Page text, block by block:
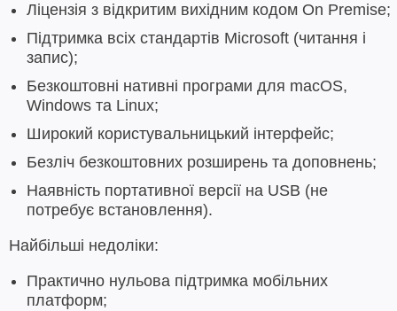
Ліцензія з відкритим вихідним кодом On Premise;
Підтримка всіх стандартів Microsoft (читання і
запис);
Безкоштовні нативні програми для macOS,
Windows та Linux;
Широкий користувальницький інтерфейс;
Безліч безкоштовних розширень та доповнень;
Наявність портативної версії на USB (не
потребує встановлення).
Найбільші недоліки:
Практично нульова підтримка мобільних
платформ;